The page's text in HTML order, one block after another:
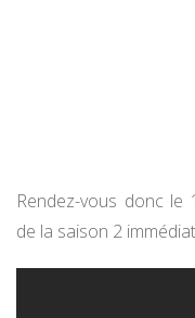
Rendez-vous donc le
de la saison 2